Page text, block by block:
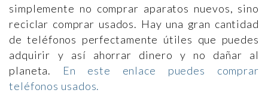
simplemente no comprar aparatos nuevos, sino
reciclar comprar usados. Hay una gran cantidad
de teléfonos perfectamente útiles que puedes
adquirir y así ahorrar dinero y no dañar al
planeta. En este enlace puedes comprar
teléfonos usados.